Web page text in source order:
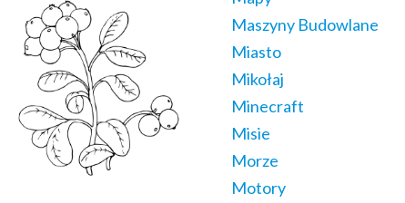
Maszyny Budowlane
Miasto
Mikołaj
Minecraft
Misie
Morze
Motory